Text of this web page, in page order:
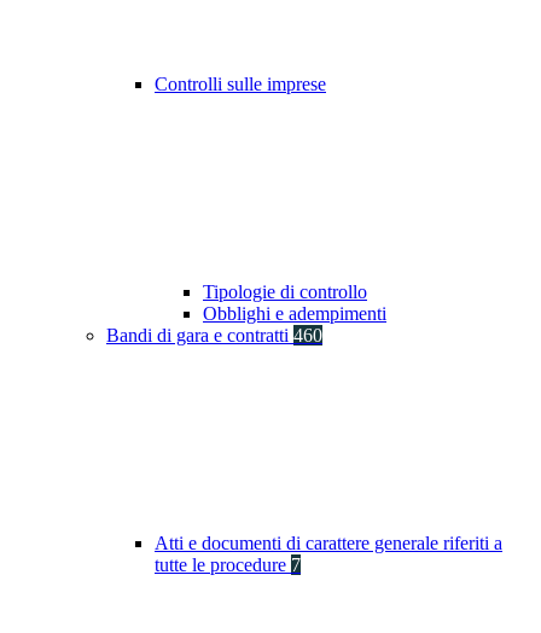
Controlli sulle imprese
Tipologie di controllo
Obblighi e adempimenti
Bandi di gara e contratti 460
Atti e documenti di carattere generale riferiti a
tutte le procedure 7